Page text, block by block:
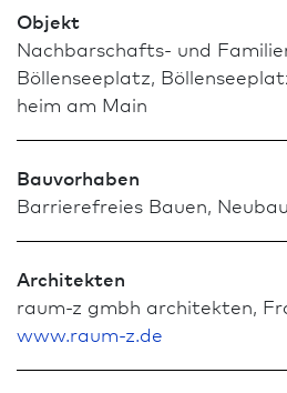
Objekt
Nachbarschafts- und
Böllenseeplatz,
heim am Main
Bauvorhaben
Barrierefreies Bauen, Neu­bau
Architekten
raum-z gmbh architekten,
www.raum-z.de